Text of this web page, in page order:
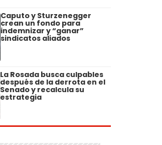
Caputo y Sturzenegger
crean un fondo para
indemnizar y “ganar”
sindicatos aliados
La Rosada busca culpables
después de la derrota en el
Senado y recalcula su
estrategia